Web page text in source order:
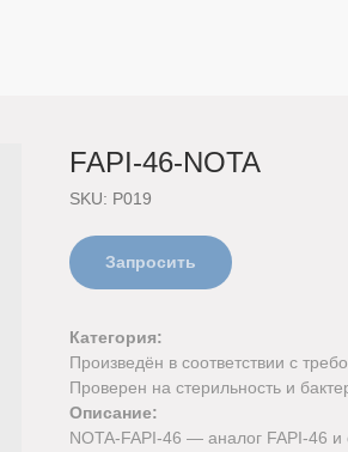
FAPI-46-NOTA
SKU: P019
Запросить
Категория:
Произведён в соответствии с
Проверен на стерильность и
Описание:
NOTA-FAPI-46 — аналог FAPI-46 и